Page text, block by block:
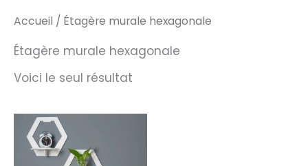
Accueil / Étagère murale hexagonale
Étagère murale hexagonale
Voici le seul résultat